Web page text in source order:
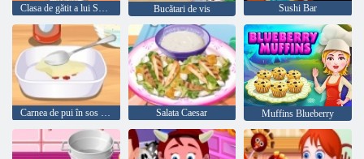
Clasa de gătit a lui Sara Chocolate Blackberry Cheesecake Bucătari de vis Sushi Bar
Salata Caesar Muffins Blueberry